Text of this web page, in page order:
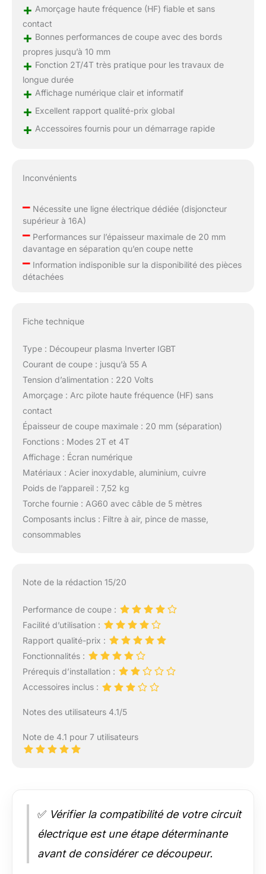
+ Amorçage haute fréquence (HF) fiable et sans
contact
+ Bonnes performances de coupe avec des bords
propres jusqu’à 10 mm
+ Fonction 2T/4T très pratique pour les travaux de
longue durée
+ Affichage numérique clair et informatif
+ Excellent rapport qualité-prix global
+ Accessoires fournis pour un démarrage rapide
Inconvénients
–Nécessite une ligne électrique dédiée (disjoncteur
supérieur à 16A)
–Performances sur l’épaisseur maximale de 20 mm
davantage en séparation qu’en coupe nette
–Information indisponible sur la disponibilité des pièces
détachées
Fiche technique
Type : Découpeur plasma Inverter IGBT
Courant de coupe : jusqu’à 55 A
Tension d’alimentation : 220 Volts
Amorçage : Arc pilote haute fréquence (HF) sans
contact
Épaisseur de coupe maximale : 20 mm (séparation)
Fonctions : Modes 2T et 4T
Affichage : Écran numérique
Matériaux : Acier inoxydable, aluminium, cuivre
Poids de l’appareil : 7,52 kg
Torche fournie : AG60 avec câble de 5 mètres
Composants inclus : Filtre à air, pince de masse,
consommables
Note de la rédaction 15/20
Performance de coupe :
Facilité d’utilisation :
Rapport qualité-prix :
Fonctionnalités :
Prérequis d’installation :
Accessoires inclus :
Notes des utilisateurs 4.1/5
Note de 4.1 pour 7 utilisateurs
✅ Vérifier la compatibilité de votre circuit
électrique est une étape déterminante
avant de considérer ce découpeur.